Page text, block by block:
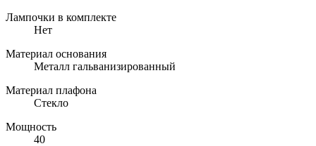
Лампочки в комплекте
Нет
Материал основания
Металл гальванизированный
Материал плафона
Стекло
Мощность
40